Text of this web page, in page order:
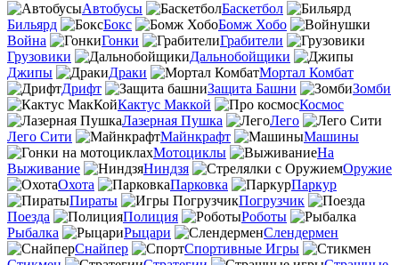
Автобусы
Баскетбол
Бильярд
Бокс
Бомж Хобо
Война
Гонки
Грабители
Грузовики
Дальнобойщики
Джипы
Драки
Мортал Комбат
Дрифт
Защита Башни
Зомби
Кактус Маккой
Космос
Лазерная Пушка
Лего
Лего Сити
Майнкрафт
Машины
Мотоциклы
На
Выживание
Ниндзя
Оружие
Охота
Парковка
Паркур
Пираты
Погрузчик
Поезда
Полиция
Роботы
Рыбалка
Рыцари
Слендермен
Снайпер
Спортивные Игры